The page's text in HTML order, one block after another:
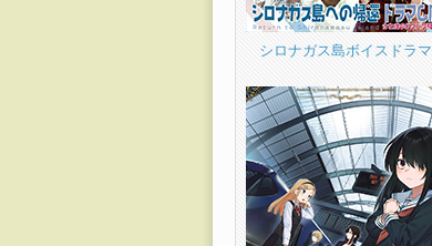
シロナガス島ボイスドラマ